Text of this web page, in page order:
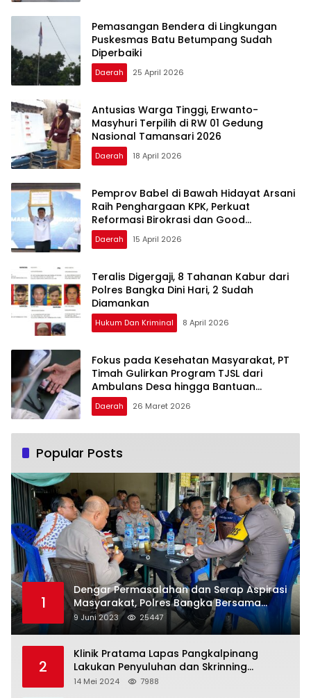
Pemasangan Bendera di Lingkungan
Puskesmas Batu Betumpang Sudah
Diperbaiki
Daerah 25 April 2026
Antusias Warga Tinggi, Erwanto-
Masyhuri Terpilih di RW 01 Gedung
Nasional Tamansari 2026
Daerah 18 April 2026
Pemprov Babel di Bawah Hidayat Arsani
Raih Penghargaan KPK, Perkuat
Reformasi Birokrasi dan Good
Governance
Daerah 15 April 2026
Teralis Digergaji, 8 Tahanan Kabur dari
Polres Bangka Dini Hari, 2 Sudah
Diamankan
Hukum Dan Kriminal 8 April 2026
Fokus pada Kesehatan Masyarakat, PT
Timah Gulirkan Program TJSL dari
Ambulans Desa hingga Bantuan
Pengobatan
Daerah 26 Maret 2026
Popular Posts
1
Dengar Permasalahan dan Serap Aspirasi
Masyarakat, Polres Bangka Bersama
Polsek Pemali Rutin Gelar Jumat Curhat
9 Juni 2023 25447
2
Klinik Pratama Lapas Pangkalpinang
Lakukan Penyuluhan dan Skrinning
Kesehatan Jiwa Bagi Warga Binaan
14 Mei 2024 7988